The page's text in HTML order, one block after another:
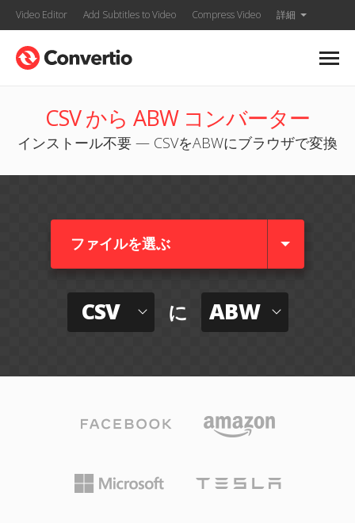
Video Editor Add Subtitles to Video Compress Video 詳細
CSV から ABW コンバーター
インストール不要 — CSVをABWにブラウザで変換
ファイルを選ぶ
CSV に ABW